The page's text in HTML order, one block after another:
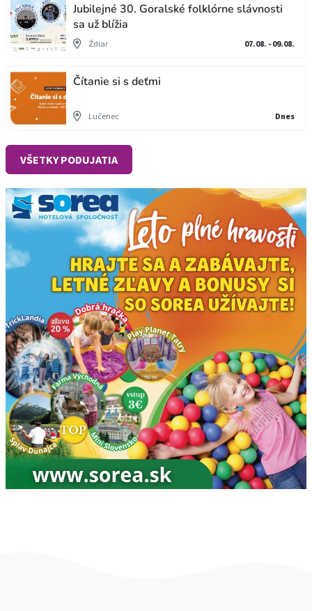
Jubilejné 30. Goralské folklórne slávnosti
sa už blížia
Ždiar 07.08. - 09.08.
Čítanie si s deťmi
Lučenec Dnes
VŠETKY PODUJATIA